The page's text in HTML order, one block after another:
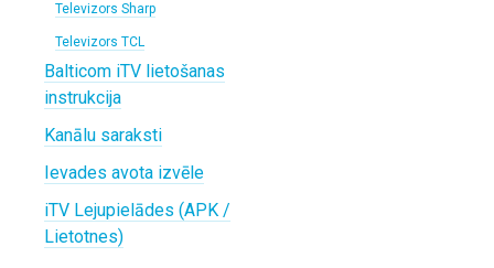
Televizors Sharp
Televizors TCL
Balticom iTV lietošanas
instrukcija
Kanālu saraksti
Ievades avota izvēle
iTV Lejupielādes (APK /
Lietotnes)